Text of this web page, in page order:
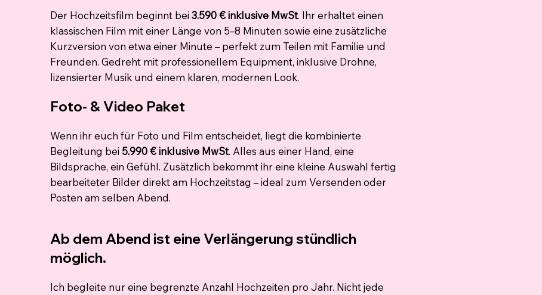
Der Hochzeitsfilm beginnt bei 3.590 € inklusive MwSt. Ihr erhaltet einen
klassischen Film mit einer Länge von 5–8 Minuten sowie eine zusätzliche
Kurzversion von etwa einer Minute – perfekt zum Teilen mit Familie und
Freunden. Gedreht mit professionellem Equipment, inklusive Drohne,
lizensierter Musik und einem klaren, modernen Look.
Foto- & Video Paket
Wenn ihr euch für Foto und Film entscheidet, liegt die kombinierte
Begleitung bei 5.990 € inklusive MwSt. Alles aus einer Hand, eine
Bildsprache, ein Gefühl. Zusätzlich bekommt ihr eine kleine Auswahl fertig
bearbeiteter Bilder direkt am Hochzeitstag – ideal zum Versenden oder
Posten am selben Abend.
Ab dem Abend ist eine Verlängerung stündlich
möglich.
Ich begleite nur eine begrenzte Anzahl Hochzeiten pro Jahr. Nicht jede